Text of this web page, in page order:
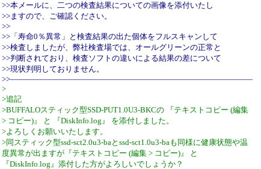
>>本メールに、二つの検査結果についての画像を添付いたし
>>ますので、ご確認ください。
>>
>>「寿命0％異常」と検査結果の出た個体をフルスキャンして
>>検査しましたが、弊社検査場では、オールグリーンの正常と
>>判断されており、検査ソフトの違いによる結果の差について
>>現状判明しておりません。
>>―――――――――――――――――――――――――――――――
>
>追記
>BUFFALOスティック型SSD-PUT1.0U3-BKCの 『テキストコピー (編集
> コピー)』 と 『DiskInfo.log』 を添付しました。
>よろしくお願いいたします。
>同スティック型ssd-sct2.0u3-baとssd-sct1.0u3-baも同様に健康状態や温
度異常が出ますが『テキストコピー (編集 > コピー)』 と
『DiskInfo.log』添付した方がよろしいでしょうか？